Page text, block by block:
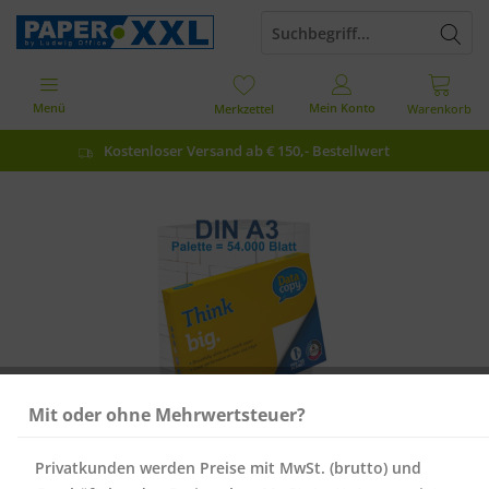
Kostenloser Versand ab € 150,- Bestellwert
Warenkorb
Merkzettel Mein Konto
Menü
Mit oder ohne Mehrwertsteuer?
Privatkunden werden Preise mit MwSt. (brutto) und